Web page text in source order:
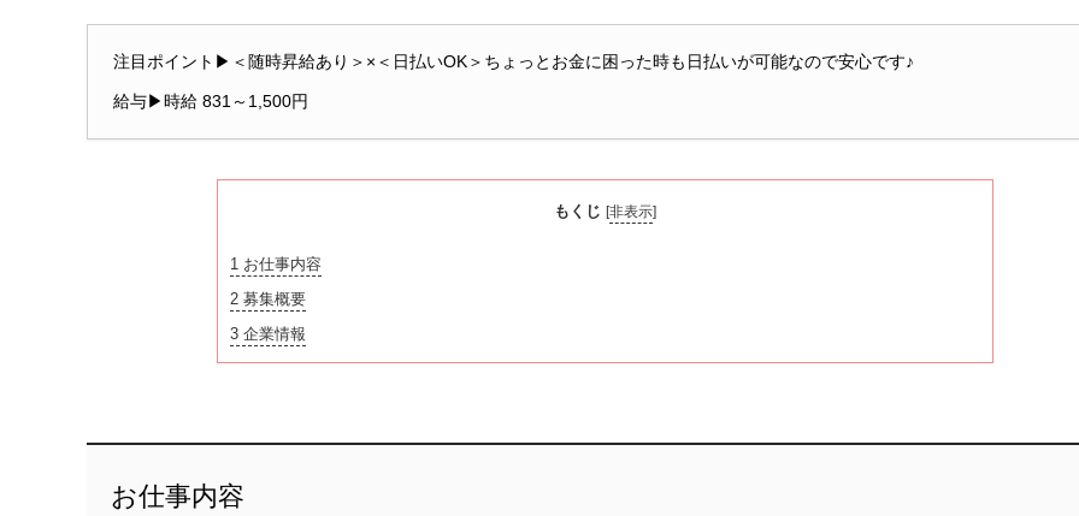
注目ポイント▶＜随時昇給あり＞×＜日払いOK＞ちょっとお金に困った時も日払いが可能なので安心です♪
給与▶時給 831～1,500円
もくじ [非表示]
1 お仕事内容
2募集概要
3企業情報
お仕事内容